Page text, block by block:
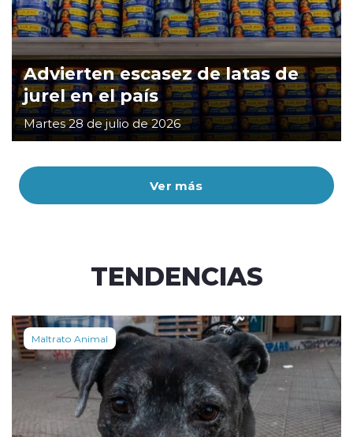
Ver más
Advierten escasez de latas de
jurel en el país
Martes 28 de julio de 2026
TENDENCIAS
Maltrato Animal